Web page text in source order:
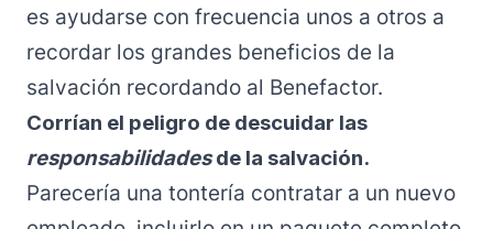
es ayudarse con frecuencia unos a otros a
recordar los grandes beneficios de la
salvación recordando al Benefactor.
Corrían el peligro de descuidar las
responsabilidadesde la salvación.
Parecería una tontería contratar a un nuevo